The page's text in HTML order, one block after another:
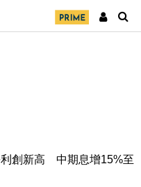
創新高 中期息增15%至